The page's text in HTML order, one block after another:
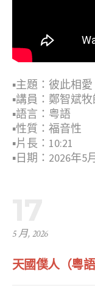
▪︎主題：彼此相愛
▪︎講員：鄭智斌牧
▪︎語言：粤語
▪︎性質：福音性
▪︎片長：10:21
▪︎日期：2026年5
5 月, 2026
天國僕人（粵語